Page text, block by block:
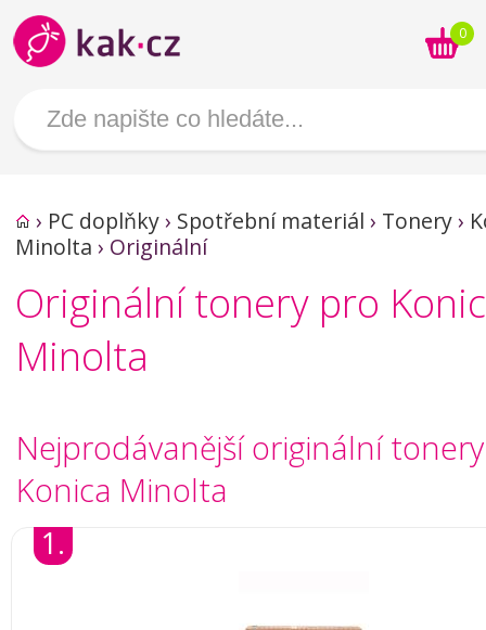
0
› PC doplňky› Spotřební materiál › Tonery›
Minolta › Originální
Originální tonery pro
Minolta
Nejprodávanější originální
Konica Minolta
1.